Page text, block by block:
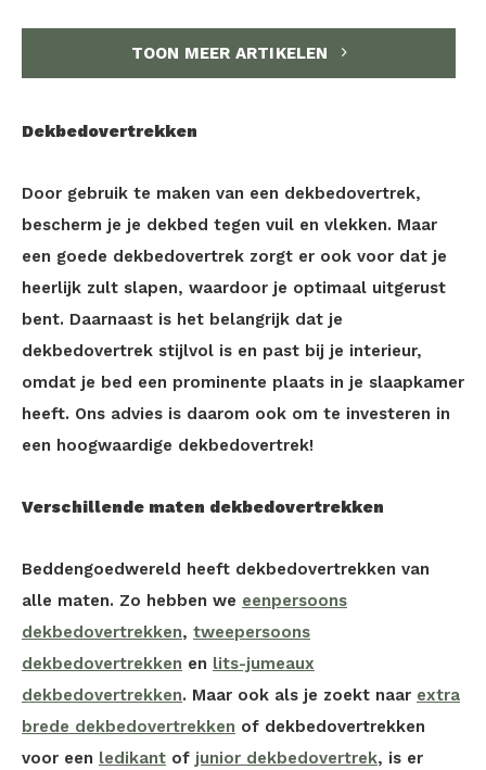
TOON MEER ARTIKELEN
Dekbedovertrekken
Door gebruik te maken van een dekbedovertrek,
bescherm je je dekbed tegen vuil en vlekken. Maar
een goede dekbedovertrek zorgt er ook voor dat je
heerlijk zult slapen, waardoor je optimaal uitgerust
bent. Daarnaast is het belangrijk dat je
dekbedovertrek stijlvol is en past bij je interieur,
omdat je bed een prominente plaats in je slaapkamer
heeft. Ons advies is daarom ook om te investeren in
een hoogwaardige dekbedovertrek!
Verschillende maten dekbedovertrekken
Beddengoedwereld heeft dekbedovertrekken van
alle maten. Zo hebben we eenpersoons
dekbedovertrekken, tweepersoons
dekbedovertrekken en lits-jumeaux
dekbedovertrekken. Maar ook als je zoekt naar extra
brede dekbedovertrekken of dekbedovertrekken
voor een ledikant of junior dekbedovertrek, is er